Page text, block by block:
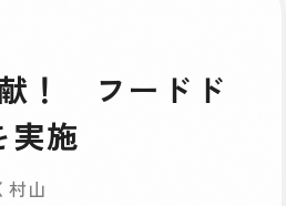
！ フードド
実施
村山